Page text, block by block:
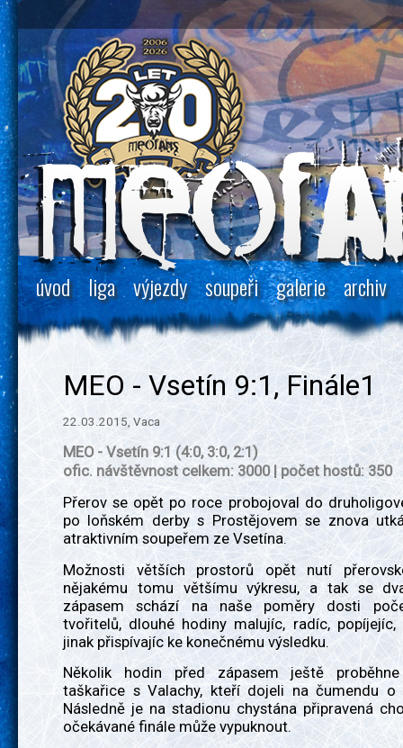
úvod liga výjezdy soupeři galerie archiv
MEO - Vsetín 9:1, Finále1
22.03.2015, Vaca
MEO - Vsetín 9:1 (4:0, 3:0, 2:1)
ofic. návštěvnost celkem: 3000 | počet hostů: 350
Přerov se opět po roce probojoval do
po loňském derby s Prostějovem se znova
atraktivním soupeřem ze Vsetína.
Možnosti větších prostorů opět nutí
nějakému tomu většímu výkresu, a tak se
zápasem schází na naše poměry dosti
tvořitelů, dlouhé hodiny malujíc, radíc, popíjejíc,
jinak přispívajíc ke konečnému výsledku.
Několik hodin před zápasem ještě
taškařice s Valachy, kteří dojeli na čumendu o
Následně je na stadionu chystána připravená
očekávané finále může vypuknout.